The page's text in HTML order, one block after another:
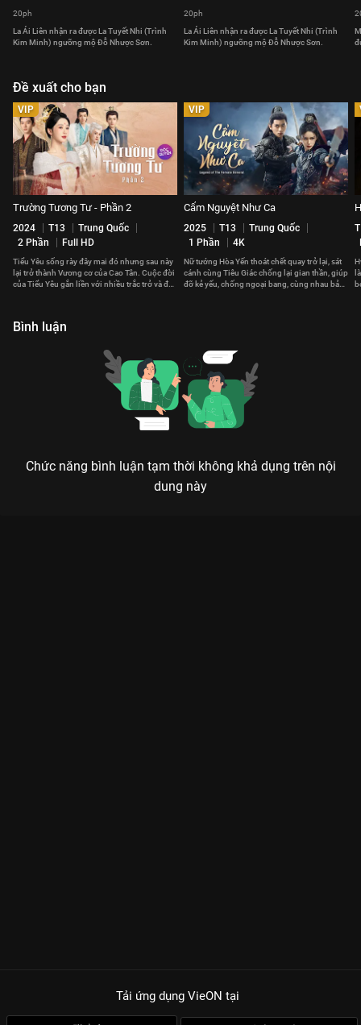
20ph
La Ái Liên nhận ra được La Tuyết Nhi (Trình
Kim Minh) ngưỡng mộ Đỗ Nhược Sơn.
20ph
La Ái Liên nhận ra được La Tuyết Nhi (Trình
Kim Minh) ngưỡng mộ Đỗ Nhược Sơn.
Đề xuất cho bạn
VIP
Trường Tương Tư - Phần 2
2024 T13
Trung Quốc
2 Phần
Full HD
Tiểu Yêu sống rày đây mai đó nhưng sau này
lại trở thành Vương cơ của Cao Tân. Cuộc đời
của Tiểu Yêu gắn liền với nhiều trắc trở và đau
VIP
Cẩm Nguyệt Như Ca
2025 T13
Trung Quốc
1 Phần
4K
Nữ tướng Hòa Yến thoát chết quay trở lại, sát
cánh cùng Tiêu Giác chống lại gian thần, giúp
đỡ kẻ yếu, chống ngoại bang, cùng nhau bảo
Bình luận
Chức năng bình luận tạm thời không khả dụng trên nội
dung này
Tải ứng dụng VieON tại